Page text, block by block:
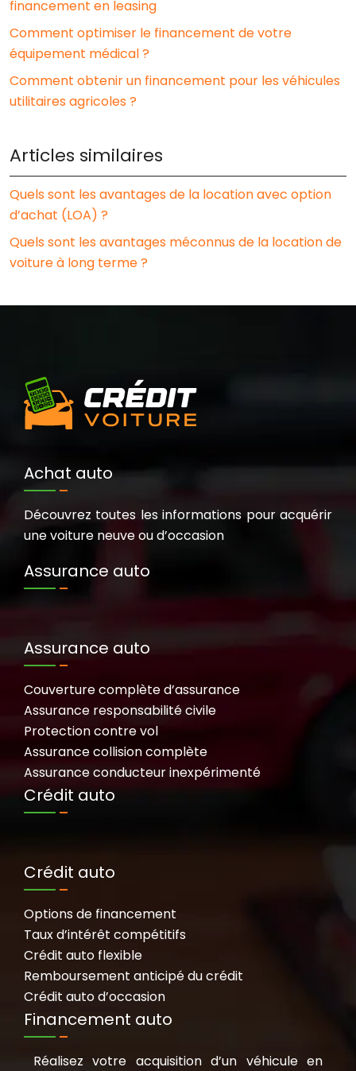
financement en leasing
Comment optimiser le financement de votre
équipement médical ?
Comment obtenir un financement pour les véhicules
utilitaires agricoles ?
Articles similaires
Quels sont les avantages de la location avec option
d’achat (LOA) ?
Quels sont les avantages méconnus de la location de
voiture à long terme ?
Achat auto
Découvrez toutes les informations pour acquérir
une voiture neuve ou d’occasion
Assurance auto
Assurance auto
Couverture complète d’assurance
Assurance responsabilité civile
Protection contre vol
Assurance collision complète
Assurance conducteur inexpérimenté
Crédit auto
Crédit auto
Options de financement
Taux d’intérêt compétitifs
Crédit auto flexible
Remboursement anticipé du crédit
Crédit auto d’occasion
Financement auto
Réalisez votre acquisition d’un véhicule en